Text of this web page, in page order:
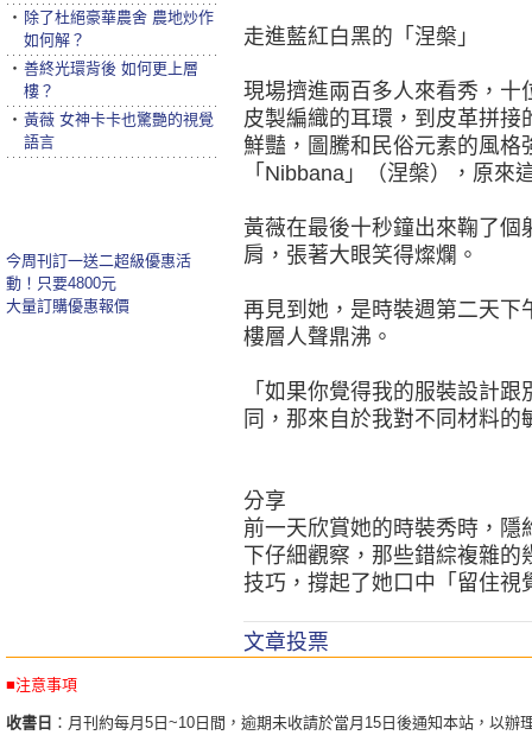
走進藍紅白黑的「涅槃」
現場擠進兩百多人來看秀，十
皮製編織的耳環，到皮革拼
鮮豔，圖騰和民俗元素的風
「Nibbana」（涅槃），原
黃薇在最後十秒鐘出來鞠了
肩，張著大眼笑得燦爛。
再見到她，是時裝週第二天下
樓層人聲鼎沸。
「如果你覺得我的服裝設計
同，那來自於我對不同材料
分享
前一天欣賞她的時裝秀時，
下仔細觀察，那些錯綜複雜
技巧，撐起了她口中「留住視
文章投票
‧ 除了杜絕豪華農舍 農地炒作
如何解？
‧ 善終光環背後 如何更上層
樓？
‧ 黃薇 女神卡卡也驚艷的視覺
語言
今周刊訂一送二超級優惠活
動！只要4800元
大量訂購優惠報價
■注意事項
收書日 ：月刊約每月5日~10日間，逾期未收請於當月15日後通知本站，以辦